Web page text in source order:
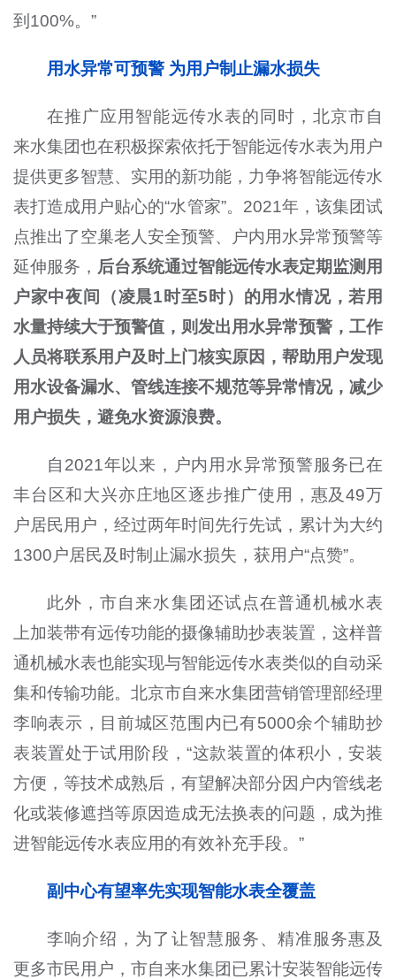
到100%。”
用水异常可预警 为用户制止漏水损失
在推广应用智能远传水表的同时，北京市自
来水集团也在积极探索依托于智能远传水表为用户
提供更多智慧、实用的新功能，力争将智能远传水
表打造成用户贴心的“水管家”。2021年，该集团试
点推出了空巢老人安全预警、户内用水异常预警等
延伸服务， 后台系统通过智能远传水表定期监测用
户家中夜间（凌晨1时至5时）的用水情况，若用
水量持续大于预警值，则发出用水异常预警，工作
人员将联系用户及时上门核实原因，帮助用户发现
用水设备漏水、管线连接不规范等异常情况，减少
用户损失，避免水资源浪费。
自2021年以来，户内用水异常预警服务已在
丰台区和大兴亦庄地区逐步推广使用，惠及49万
户居民用户，经过两年时间先行先试，累计为大约
1300户居民及时制止漏水损失，获用户“点赞”。
此外，市自来水集团还试点在普通机械水表
上加装带有远传功能的摄像辅助抄表装置，这样普
通机械水表也能实现与智能远传水表类似的自动采
集和传输功能。北京市自来水集团营销管理部经理
李响表示，目前城区范围内已有5000余个辅助抄
表装置处于试用阶段，“这款装置的体积小，安装
方便，等技术成熟后，有望解决部分因户内管线老
化或装修遮挡等原因造成无法换表的问题，成为推
进智能远传水表应用的有效补充手段。”
副中心有望率先实现智能水表全覆盖
李响介绍，为了让智慧服务、精准服务惠及
更多市民用户，市自来水集团已累计安装智能远传